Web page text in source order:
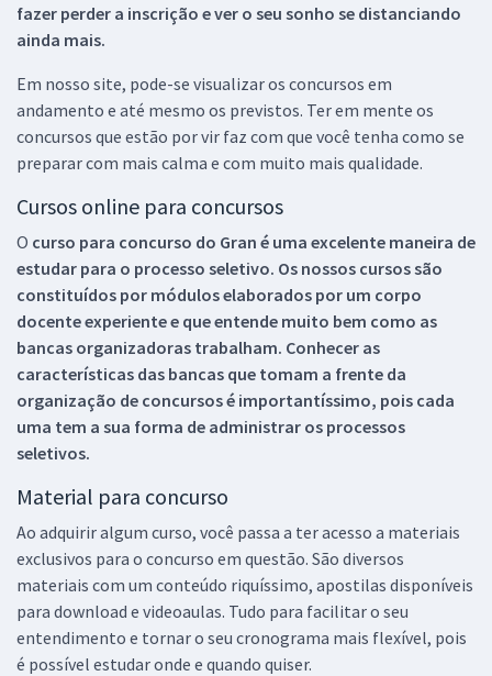
fazer perder a inscrição e ver o seu sonho se distanciando
ainda mais.
Em nosso site, pode-se visualizar os concursos em
andamento e até mesmo os previstos. Ter em mente os
concursos que estão por vir faz com que você tenha como se
preparar com mais calma e com muito mais qualidade.
Cursos online para concursos
O curso para concurso do Gran é uma excelente maneira de
estudar para o processo seletivo. Os nossos cursos são
constituídos por módulos elaborados por um corpo
docente experiente e que entende muito bem como as
bancas organizadoras trabalham. Conhecer as
características das bancas que tomam a frente da
organização de concursos é importantíssimo, pois cada
uma tem a sua forma de administrar os processos
seletivos.
Material para concurso
Ao adquirir algum curso, você passa a ter acesso a materiais
exclusivos para o concurso em questão. São diversos
materiais com um conteúdo riquíssimo, apostilas disponíveis
para download e videoaulas. Tudo para facilitar o seu
entendimento e tornar o seu cronograma mais flexível, pois
é possível estudar onde e quando quiser.